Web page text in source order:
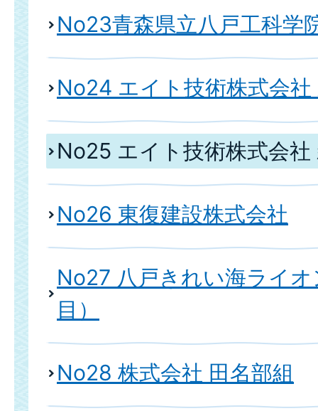
No23青森県立八戸工科学
No24 エイト技術株式会社
No25 エイト技術株式会
No26 東復建設株式会社
No27 八戸きれい海ライ
目）
No28 株式会社 田名部組